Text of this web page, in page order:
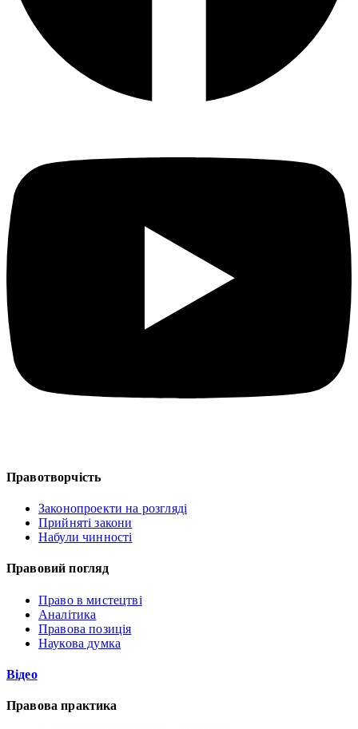
Правотворчість
Законопроекти на розгляді
Прийняті закони
Набули чинності
Правовий погляд
Право в мистецтві
Аналітика
Правова позиція
Наукова думка
Відео
Правова практика